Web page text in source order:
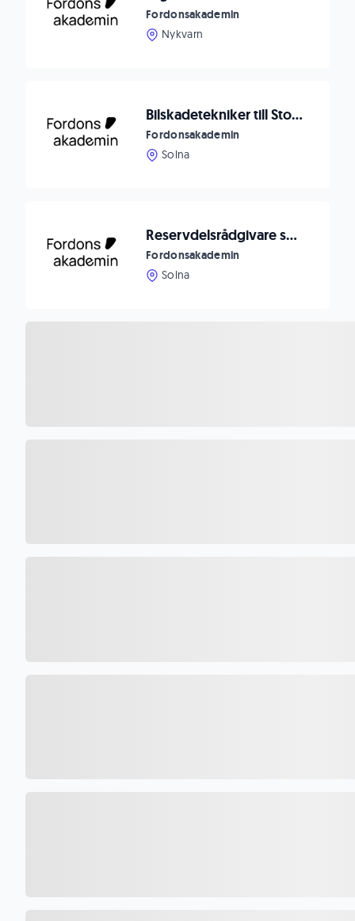
Fordonsakademin
Nykvarn
Bilskadetekniker till Stockholm!
Fordonsakademin
Solna
Reservdelsrådgivare sökes till auktoriserad märkesverkstad i Norra Stockholm!
Fordonsakademin
Solna